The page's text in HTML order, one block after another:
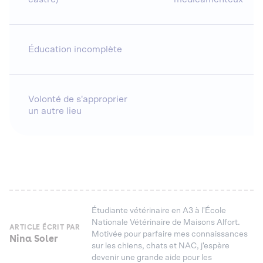
Éducation incomplète
Volonté de s'approprier
un autre lieu
ARTICLE ÉCRIT PAR
Nina Soler
Étudiante vétérinaire en A3 à l'École
Nationale Vétérinaire de Maisons Alfort.
Motivée pour parfaire mes connaissances
sur les chiens, chats et NAC, j'espère
devenir une grande aide pour les